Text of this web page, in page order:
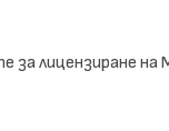
лицензиране на